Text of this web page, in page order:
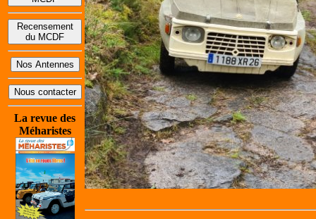
Recensement
du MCDF
Nos Antennes
Nous contacter
La revue des
Méharistes